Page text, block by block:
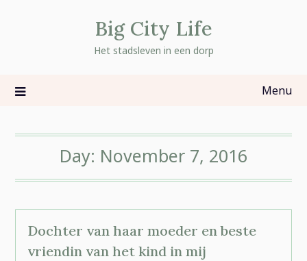
Big City Life
Het stadsleven in een dorp
Menu
Day: November 7, 2016
Dochter van haar moeder en beste
vriendin van het kind in mij